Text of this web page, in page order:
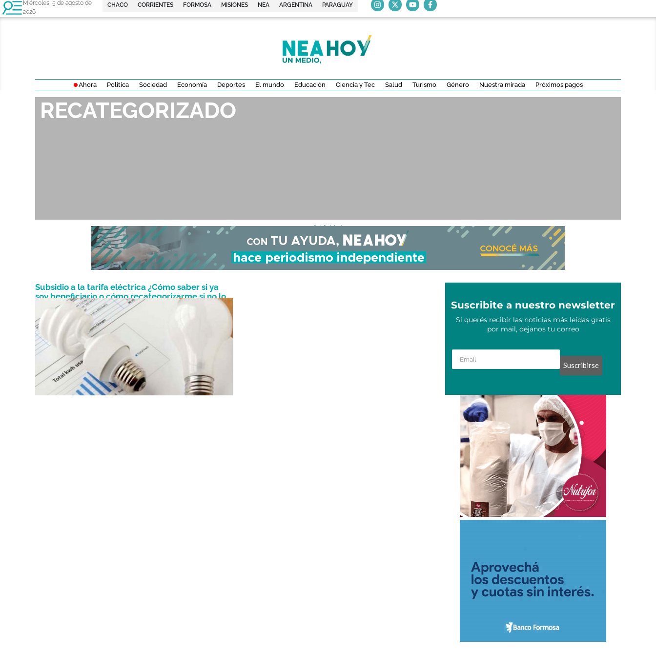
Miércoles, 5 de agosto de
2026
CHACO CORRIENTES FORMOSA MISIONES NEA ARGENTINA PARAGUAY
Ahora Política Sociedad Economía Deportes El mundo Educación Ciencia y Tec Salud Turismo Género Nuestra mirada Próximos pagos
RECATEGORIZADO
- Publicidad -
Subsidio a la tarifa eléctrica ¿Cómo saber si ya
soy beneficiario o cómo recategorizarme si no lo
Mayo 9, 2024 Suscribite a nuestro newsletter
Si querés recibir las noticias más leídas gratis
por mail, dejanos tu correo
Suscribirse